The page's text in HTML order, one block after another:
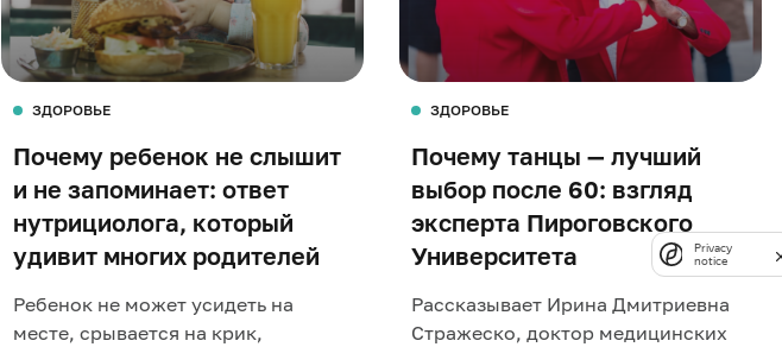
ЗДОРОВЬЕ
Почему ребенок не слышит
и не запоминает: ответ
нутрициолога, который
удивит многих родителей
Ребенок не может усидеть на
месте, срывается на крик,
ЗДОРОВЬЕ
Почему танцы — лучший
выбор после 60: взгляд
эксперта Пироговского
Университета
Рассказывает Ирина Дмитриевна
Стражеско, доктор медицинских
Privacy
notice